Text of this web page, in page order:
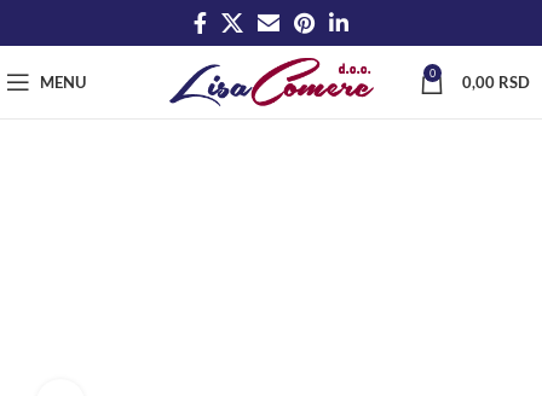
MENU 0 0,00 RSD